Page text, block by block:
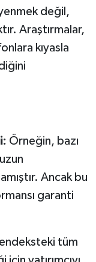
değil,
Araştırmalar,
kıyasla
Örneğin, bazı
Ancak bu
garanti
tüm